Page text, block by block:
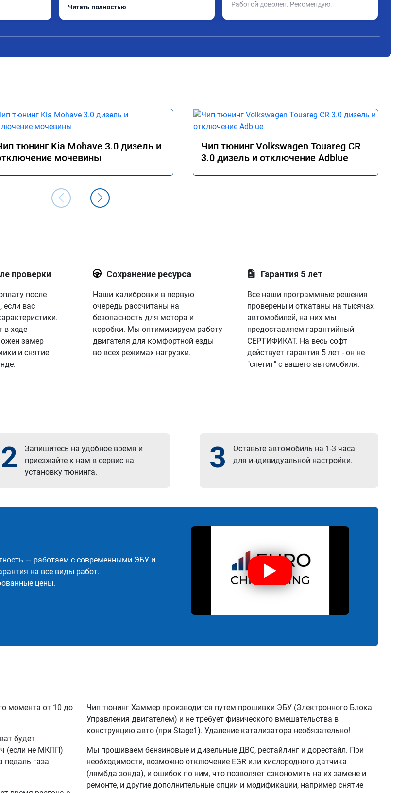
немного
сумму записали. Приехал в назначенное
Читать полностью
Работой доволен. Рекомендую.
тюнинг Kia Mohave 3.0 дизель и
мочевины
Чип тюнинг Volkswagen Touareg CR
3.0 дизель и отключение Adblue
проверки
после
если вас
в ходе
замер
и снятие
Сохранение ресурса
Наши калибровки в первую
очередь рассчитаны на
безопасность для мотора и
коробки. Мы оптимизируем работу
двигателя для комфортной езды
во всех режимах нагрузки.
Гарантия 5 лет
Все наши программные решения
проверены и откатаны на тысячах
автомобилей, на них мы
предоставляем гарантийный
СЕРТИФИКАТ. На весь софт
действует гарантия 5 лет - он не
"слетит" с вашего автомобиля.
2
Запишитесь на удобное время и
приезжайте к нам в сервис на
установку тюнинга.
3
Оставьте автомобиль на 1-3 часа
для индивидуальной настройки.
— работаем с современными ЭБУ и
на все виды работ.
цены.
момента от 10 до
будет
(если не МКПП)
педаль газа
Чип тюнинг Хаммер производится путем прошивки ЭБУ (Электронного Блока
Управления двигателем) и не требует физического вмешательства в
конструкцию авто (при Stage1). Удаление катализатора необязательно!
Мы прошиваем бензиновые и дизельные ДВС, рестайлинг и дорестайл. При
необходимости, возможно отключение EGR или кислородного датчика
(лямбда зонда), и ошибок по ним, что позволяет сэкономить на их замене и
ремонте, и другие дополнительные опции и модификации, например снятие